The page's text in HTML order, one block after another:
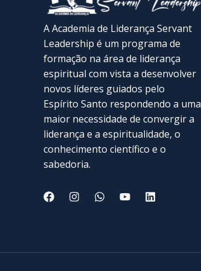
A Academia de Liderança Servant
Leadership é um programa de
formação na área de liderança
espiritual com vista a desenvolver
novos líderes guiados pelo
Espírito Santo respondendo a uma
maior necessidade de convergir a
liderança e a espiritualidade, o
conhecimento científico e o
sabedoria.